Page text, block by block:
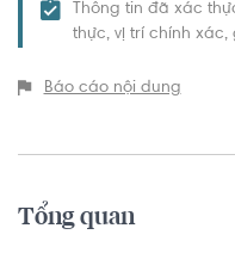
Thông tin đã xác
thực, vị trí chính xác,
Báo cáo nội dung
Tổng quan